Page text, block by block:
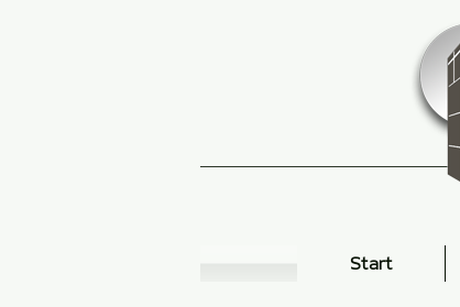
Start